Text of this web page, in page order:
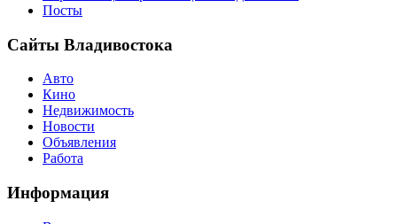
Посты
Сайты Владивостока
Авто
Кино
Недвижимость
Новости
Объявления
Работа
Информация